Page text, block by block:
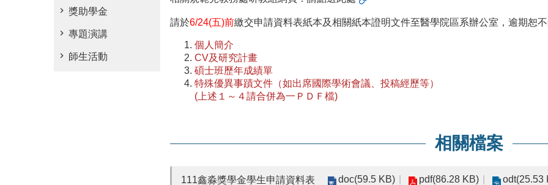
獎助學金
專題演講
師生活動
請於6/24(五)前繳交申請資料表紙本及相關紙本證明文件至醫學院區系辦公室，逾期恕不
個人簡介
CV及研究計畫
碩士班歷年成績單
特殊優異事蹟文件（如出席國際學術會議、投稿經歷等）
(上述１～４請合併為一ＰＤＦ檔)
相關檔案
111鑫淼獎學金學生申請資料表 doc(59.5 KB) pdf(86.28 KB) odt(25.53